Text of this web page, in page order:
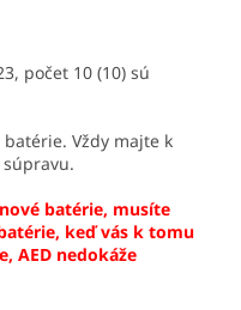
počet 10 (10) sú
Vždy majte k
batérie, musíte
keď vás k tomu
AED nedokáže